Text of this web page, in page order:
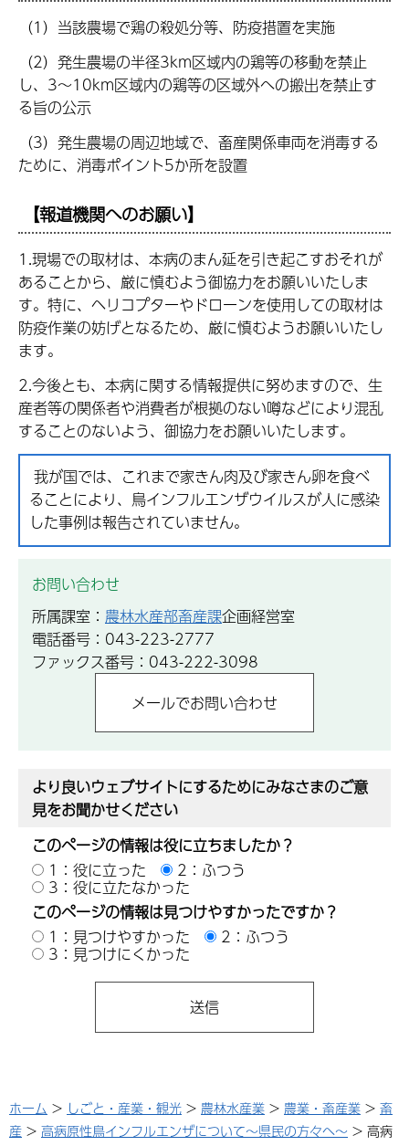
（1）当該農場で鶏の殺処分等、防疫措置を実施
（2）発生農場の半径3km区域内の鶏等の移動を禁止
し、3～10km区域内の鶏等の区域外への搬出を禁止す
る旨の公示
（3）発生農場の周辺地域で、畜産関係車両を消毒する
ために、消毒ポイント5か所を設置
【報道機関へのお願い】
1.現場での取材は、本病のまん延を引き起こすおそれが
あることから、厳に慎むよう御協力をお願いいたしま
す。特に、ヘリコプターやドローンを使用しての取材は
防疫作業の妨げとなるため、厳に慎むようお願いいたし
ます。
2.今後とも、本病に関する情報提供に努めますので、生
産者等の関係者や消費者が根拠のない噂などにより混乱
することのないよう、御協力をお願いいたします。
我が国では、これまで家きん肉及び家きん卵を食べ
ることにより、鳥インフルエンザウイルスが人に感染
した事例は報告されていません。
お問い合わせ
所属課室： 農林水産部畜産課企画経営室
電話番号：043-223-2777
ファックス番号：043-222-3098
より良いウェブサイトにするためにみなさまのご意
見をお聞かせください
このページの情報は役に立ちましたか？
1：役に立った
2：ふつう
3：役に立たなかった
このページの情報は見つけやすかったですか？
1：見つけやすかった
2：ふつう
3：見つけにくかった
ホーム > しごと・産業・観光 > 農林水産業 > 農業・畜産業 > 畜
産 > 高病原性鳥インフルエンザについて～県民の方々へ～ > 高病